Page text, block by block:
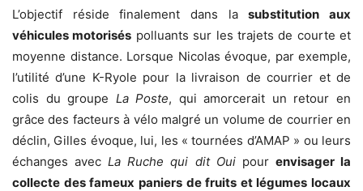
L’objectif réside finalement dans lasubstitution aux
véhicules motorisés polluants sur les trajets de courte et
moyenne distance. Lorsque Nicolas évoque, par exemple,
l’utilité d’une K-Ryole pour la livraison de courrier et de
colis du groupe La Poste, qui amorcerait un retour en
grâce des facteurs à vélo malgré un volume de courrier en
déclin, Gilles évoque, lui, les « tournées d’AMAP » ou leurs
échanges avecLa Ruche qui dit Ouipour envisager la
collecte des fameux paniers de fruits et légumes locaux